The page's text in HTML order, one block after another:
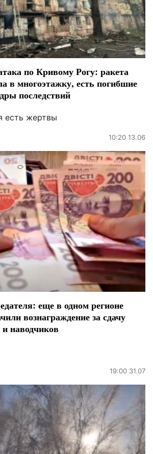
по Кривому Рогу: ракета
в многоэтажку, есть погибшие
последствий
есть жертвы
10:20 13.06
еще в одном регионе
вознаграждение за сдачу
наводчиков
19:00 31.07